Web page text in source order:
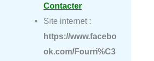
Contacter
Site internet :
https://www.facebo
ok.com/Fourri%C3